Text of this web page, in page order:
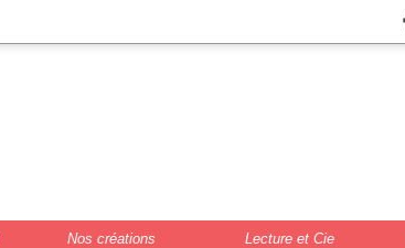
Nos créations Lecture et Cie